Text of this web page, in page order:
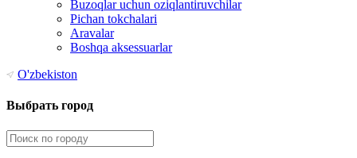
Buzoqlar uchun oziqlantiruvchilar
Pichan tokchalari
Aravalar
Boshqa aksessuarlar
O'zbekiston
Выбрать город